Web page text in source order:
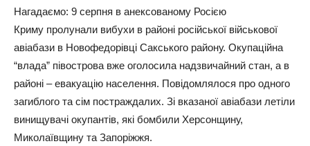
Нагадаємо: 9 серпня в анексованому Росією
Криму пролунали вибухи в районі російської військової
авіабази в Новофедорівці Сакського району. Окупаційна
“влада” півострова вже оголосила надзвичайний стан, а в
районі – евакуацію населення. Повідомлялося про одного
загиблого та сім постраждалих. Зі вказаної авіабази летіли
винищувачі окупантів, які бомбили Херсонщину,
Миколаївщину та Запоріжжя.